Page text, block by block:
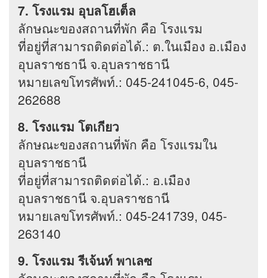
7. โรงแรม อุบลโฮเต็ล
ลักษณะของสถานที่พัก คือ โรงแรม
ที่อยู่ที่สามารถติดต่อได้.: ต.ในเมือง อ.เมือง
อุบลราชธานี จ.อุบลราชธานี
หมายเลขโทรศัพท์.: 045-241045-6, 045-
262688
8. โรงแรม โตเกียว
ลักษณะของสถานที่พัก คือ โรงแรมใน
อุบลราชธานี
ที่อยู่ที่สามารถติดต่อได้.: อ.เมือง
อุบลราชธานี จ.อุบลราชธานี
หมายเลขโทรศัพท์.: 045-241739, 045-
263140
9. โรงแรม รีเจ้นท์ พาเลซ